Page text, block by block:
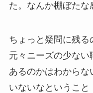
た。なんか棚ぼたな
ちょっと疑問に残
元々ニーズの少な
あるのかはわからな
いないなということ